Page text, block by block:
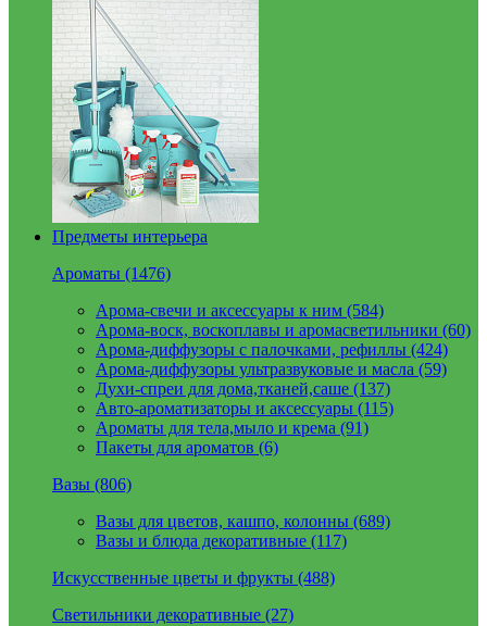
Предметы интерьера
Ароматы (1476)
Арома-свечи и аксессуары к ним (584)
Арома-воск, воскоплавы и аромасветильники (60)
Арома-диффузоры с палочками, рефиллы (424)
Арома-диффузоры ультразвуковые и масла (59)
Духи-спреи для дома,тканей,саше (137)
Авто-ароматизаторы и аксессуары (115)
Ароматы для тела,мыло и крема (91)
Пакеты для ароматов (6)
Вазы (806)
Вазы для цветов, кашпо, колонны (689)
Вазы и блюда декоративные (117)
Искусственные цветы и фрукты (488)
Светильники декоративные (27)